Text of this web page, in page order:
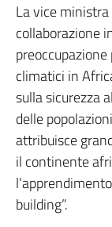
La vice
collaborazione
climatici in
sulla sicurezza
delle
attribuisce
il continente
building”.